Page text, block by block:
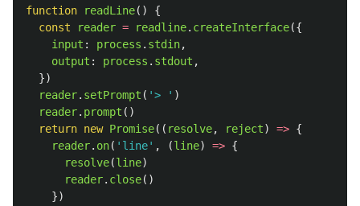
function readLine()
{
const
reader = readline. createInterface({
input : process . stdin,
output : process . stdout ,
})
reader. setPrompt ( '> ' )
reader. prompt ()
return new Promise(( resolve, reject) => {
reader. on( ' line' , (line) => {
resolve(line)
reader. close()
})